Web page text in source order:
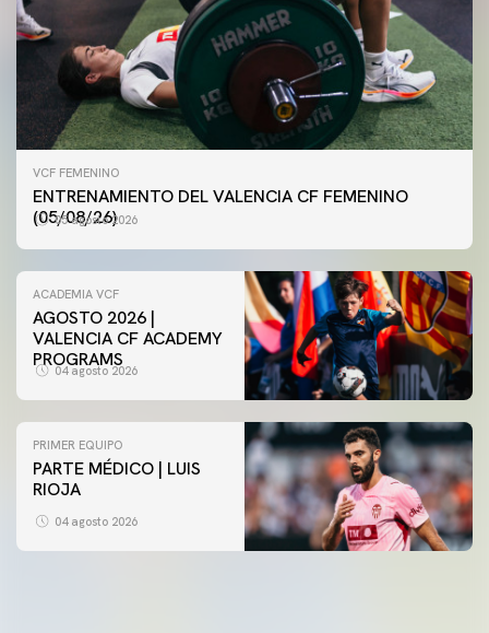
VCF FEMENINO
ENTRENAMIENTO DEL VALENCIA CF FEMENINO
(05/08/26)
05 agosto 2026
ACADEMIA VCF
AGOSTO 2026 |
VALENCIA CF ACADEMY
PROGRAMS
04 agosto 2026
PRIMER EQUIPO
PARTE MÉDICO | LUIS
RIOJA
04 agosto 2026
VCF FEMENINO
ENTRENAMIENTO DEL VALENCIA CF FEMENINO
(04/08/26)